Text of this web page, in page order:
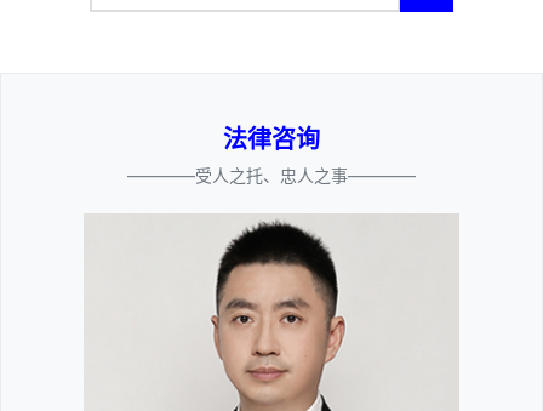
法律咨询
————受人之托、忠人之事————